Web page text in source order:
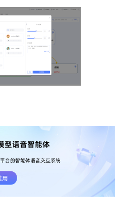
型语音智能体
台的智能体语音交互系统
用